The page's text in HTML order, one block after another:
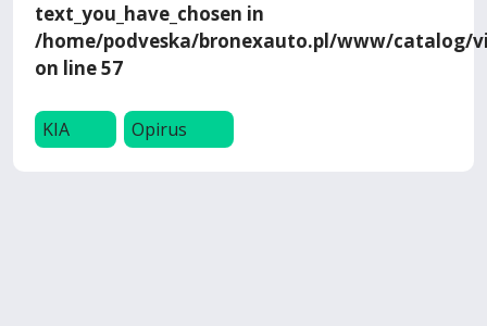
text_you_have_chosen in
/home/podveska/bronexauto.pl/www/catalog/
on line57
KIA Opirus